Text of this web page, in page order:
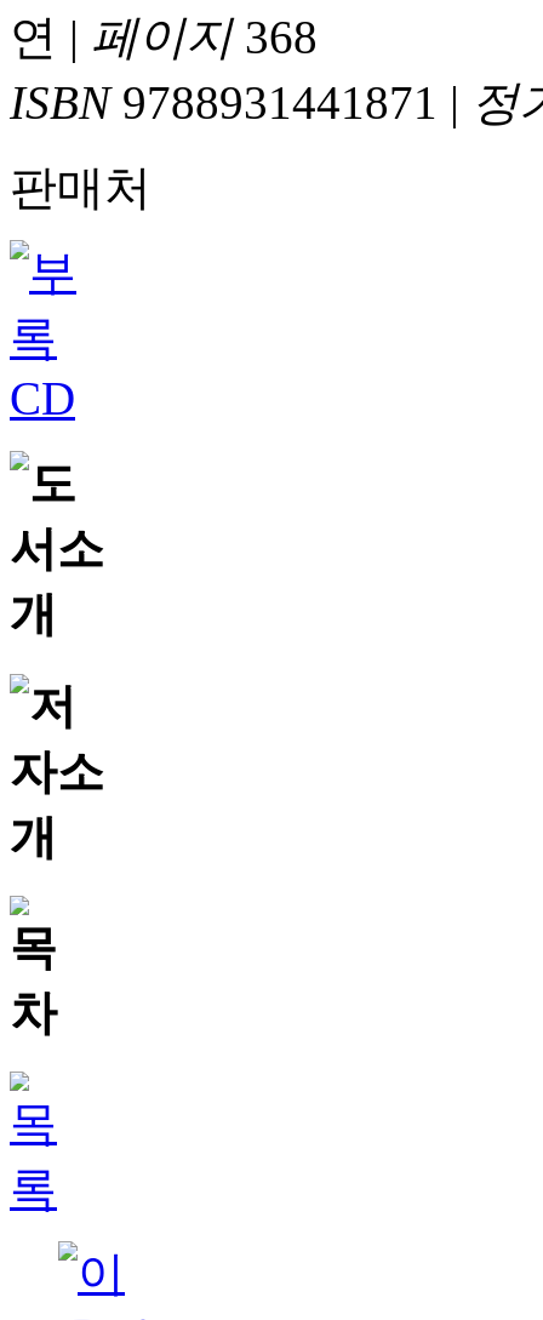
연 | 페이지368
ISBN9788931441871 | 정
판매처